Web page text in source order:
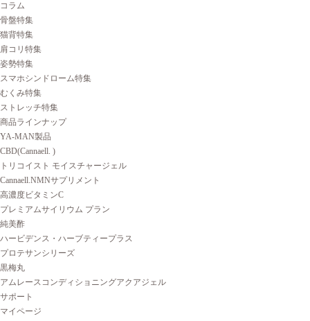
コラム
骨盤特集
猫背特集
肩コリ特集
姿勢特集
スマホシンドローム特集
むくみ特集
ストレッチ特集
商品ラインナップ
YA-MAN製品
CBD(Cannaell. )
トリコイスト モイスチャージェル
Cannaell.NMNサプリメント
高濃度ビタミンC
プレミアムサイリウム プラン
純美酢
ハービデンス・ハーブティープラス
プロテサンシリーズ
黒梅丸
アムレースコンディショニングアクアジェル
サポート
マイページ